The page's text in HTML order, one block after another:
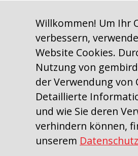
Willkommen! Um Ihr
verbessern,
Website Cookies.
Nutzung von
der Verwendung von
Detaillierte
und wie Sie deren
verhindern können,
unserem
Copyright © 2009–2026,
Gembird Europe B.V. Wittevrouwen 56,
Phone: +31-36-